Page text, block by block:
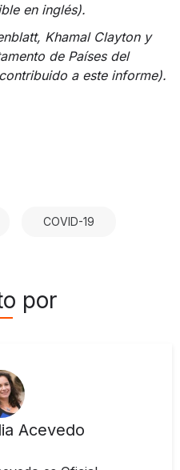
en inglés).
Khamal Clayton y
de Países del
a este informe).
COVID-19
por
Acevedo